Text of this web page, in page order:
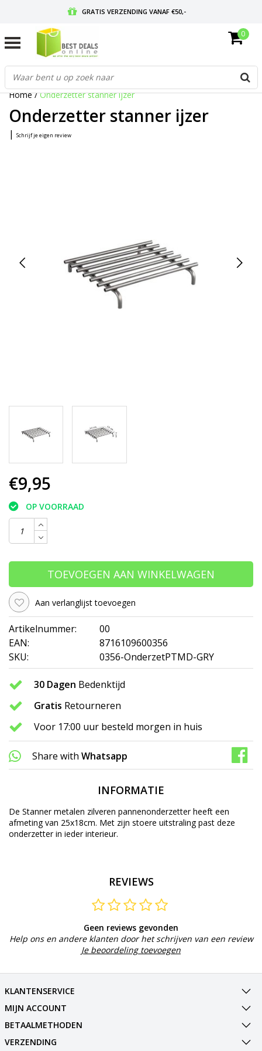
GRATIS VERZENDING VANAF €50,-
GRATIS RETOURNEREN EN 30 DAGEN BEDENKTIJD
0
Home/Onderzetter stanner ijzer
Onderzetter stanner ijzer
| Schrijf je eigen review
€9,95
OP VOORRAAD
TOEVOEGEN AAN WINKELWAGEN
Aan verlanglijst toevoegen
Artikelnummer:
00
EAN:
8716109600356
SKU:
0356-OnderzetPTMD-GRY
30 Dagen Bedenktijd
Gratis Retourneren
Voor 17:00 uur besteld morgen in huis
Share with Whatsapp
INFORMATIE
De Stanner metalen zilveren pannenonderzetter heeft een
afmeting van 25x18cm. Met zijn stoere uitstraling past deze
onderzetter in ieder interieur.
REVIEWS
Geen reviews gevonden
Help ons en andere klanten door het schrijven van een review
Je beoordeling toevoegen
KLANTENSERVICE
MIJN ACCOUNT
BETAALMETHODEN
VERZENDING